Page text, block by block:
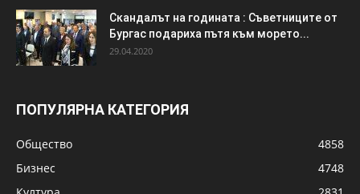
Скандалът на годината : Съветниците от
Бургас подариха пътя към морето...
29.04.2020
ПОПУЛЯРНА КАТЕГОРИЯ
Общество
4858
Бизнес
4748